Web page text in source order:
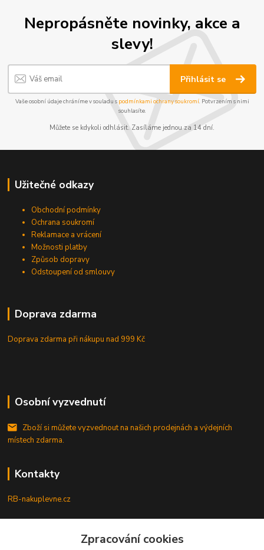
Nepropásněte novinky, akce a
slevy!
Přihlásit se
Vaše osobní údaje chráníme v souladu s podmínkami ochrany soukromí. Potvrzením s nimi
souhlasíte.
Můžete se kdykoli odhlásit. Zasíláme jednou za 14 dní.
Užitečné odkazy
Obchodní podmínky
Ochrana soukromí
Reklamace a vrácení
Možnosti platby
Způsob dopravy
Odstoupení od smlouvy
Doprava zdarma
Doprava zdarma při nákupunad 999 Kč
Osobní vyzvednutí
Zboží si můžete vyzvednout na našich prodejnách a výdejních
místech zdarma.
Kontakty
RB-nakuplevne.cz
+420 222722421Zpracování cookies